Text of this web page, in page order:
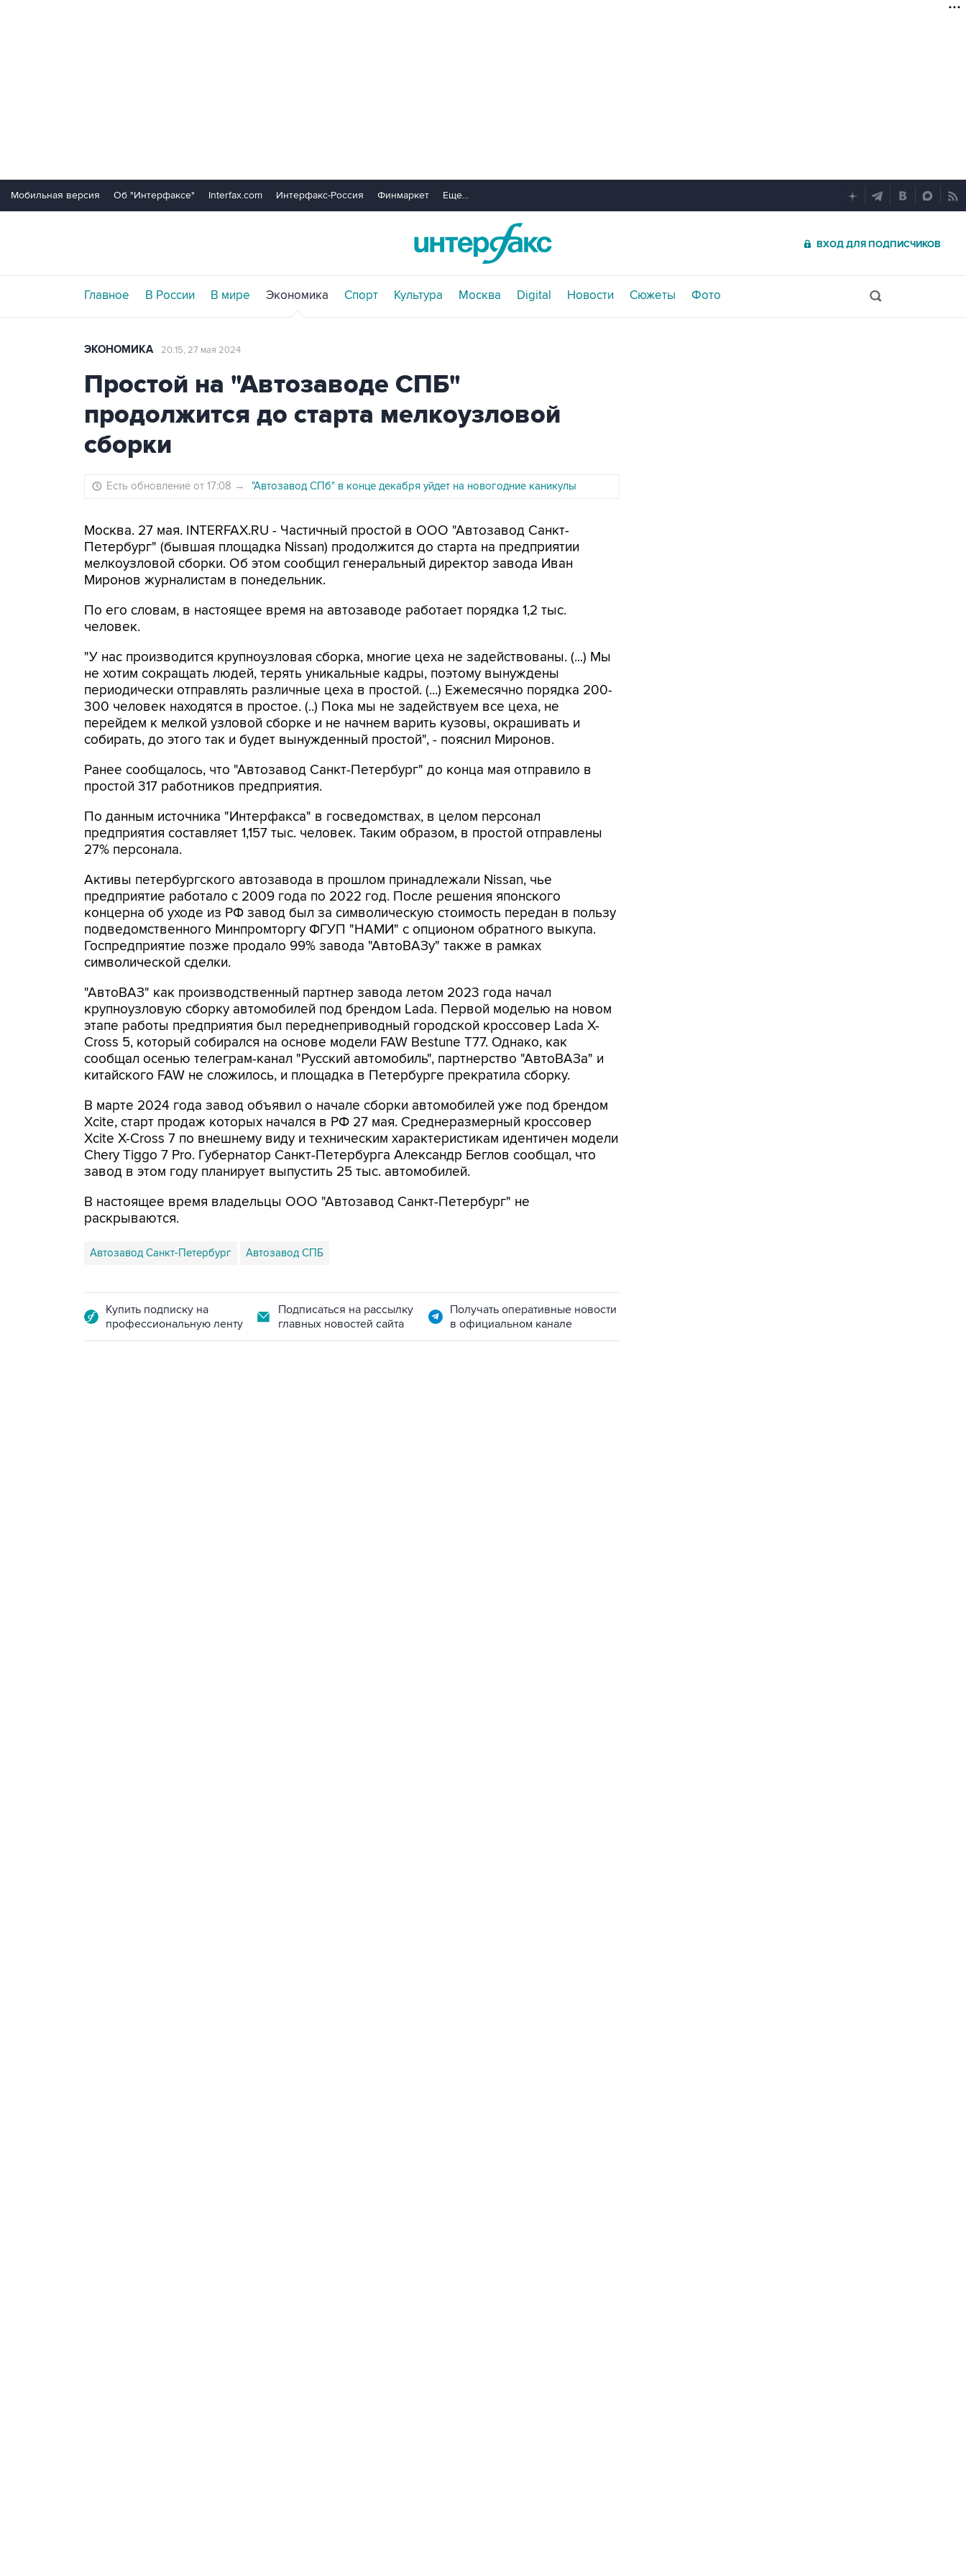
Мобильная версия Об "Интерфаксе" Interfax.com Интерфакс-Россия Финмаркет Еще...
ВХОД ДЛЯ ПОДПИСЧИКОВ
Главное В России В мире Экономика Спорт Культура Москва Digital Новости Сюжеты Фото
ЭКОНОМИКА 20:15, 27 мая 2024
Простой на "Автозаводе СПБ"
продолжится до старта мелкоузловой
сборки
Есть обновление от 17:08 → "Автозавод СПб" в конце декабря уйдет на новогодние каникулы
Москва. 27 мая. INTERFAX.RU - Частичный простой в ООО "Автозавод Санкт-
Петербург" (бывшая площадка Nissan) продолжится до старта на предприятии
мелкоузловой сборки. Об этом сообщил генеральный директор завода Иван
Миронов журналистам в понедельник.
По его словам, в настоящее время на автозаводе работает порядка 1,2 тыс.
человек.
"У нас производится крупноузловая сборка, многие цеха не задействованы. (...) Мы
не хотим сокращать людей, терять уникальные кадры, поэтому вынуждены
периодически отправлять различные цеха в простой. (...) Ежемесячно порядка 200-
300 человек находятся в простое. (..) Пока мы не задействуем все цеха, не
перейдем к мелкой узловой сборке и не начнем варить кузовы, окрашивать и
собирать, до этого так и будет вынужденный простой", - пояснил Миронов.
Ранее сообщалось, что "Автозавод Санкт-Петербург" до конца мая отправило в
простой 317 работников предприятия.
По данным источника "Интерфакса" в госведомствах, в целом персонал
предприятия составляет 1,157 тыс. человек. Таким образом, в простой отправлены
27% персонала.
Активы петербургского автозавода в прошлом принадлежали Nissan, чье
предприятие работало с 2009 года по 2022 год. После решения японского
концерна об уходе из РФ завод был за символическую стоимость передан в пользу
подведомственного Минпромторгу ФГУП "НАМИ" с опционом обратного выкупа.
Госпредприятие позже продало 99% завода "АвтоВАЗу" также в рамках
символической сделки.
"АвтоВАЗ" как производственный партнер завода летом 2023 года начал
крупноузловую сборку автомобилей под брендом Lada. Первой моделью на новом
этапе работы предприятия был переднеприводный городской кроссовер Lada X-
Cross 5, который собирался на основе модели FAW Bestune T77. Однако, как
сообщал осенью телеграм-канал "Русский автомобиль", партнерство "АвтоВАЗа" и
китайского FAW не сложилось, и площадка в Петербурге прекратила сборку.
В марте 2024 года завод объявил о начале сборки автомобилей уже под брендом
Xcite, старт продаж которых начался в РФ 27 мая. Среднеразмерный кроссовер
Xcite X-Cross 7 по внешнему виду и техническим характеристикам идентичен модели
Chery Tiggo 7 Pro. Губернатор Санкт-Петербурга Александр Беглов сообщал, что
завод в этом году планирует выпустить 25 тыс. автомобилей.
В настоящее время владельцы ООО "Автозавод Санкт-Петербург" не
раскрываются.
Автозавод Санкт-Петербург Автозавод СПБ
Купить подписку на
профессиональную ленту
Подписаться на рассылку
главных новостей сайта
Получать оперативные новости
в официальном канале